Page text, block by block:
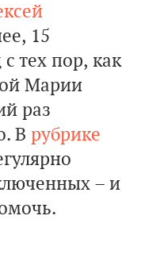
15
тех пор, как
Марии
раз
В рубрике
– и